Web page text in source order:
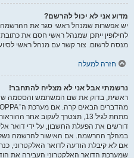
מדוע אני לא יכול להרשם?
יש אפשרות שמנהל ראשי סגר את ההרשמה
מנסה לרשום. צור קשר עם מנהל ראשי
חזרה למעלה
נרשמתי אבל אני לא מצליח להתחבר!
ראשית, בדוק את שם המשתמש והססמה
מתחת לגיל 13, תצטרך לעקוב אחר
דורשים את הפעלת החשבון, על ידי דואר
במהלך ההרשמה. אם האישור להרשמה
אם לא קיבלת הודעה לדואר האלקטרוני,
שמערכת הדואר האלקטרוני העבירה את